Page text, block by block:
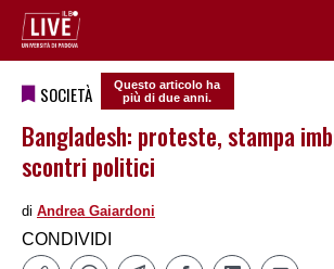
SOCIETÀ
Questo articolo ha
più di due anni.
Bangladesh: proteste, stampa
scontri politici
di Andrea Gaiardoni
CONDIVIDI